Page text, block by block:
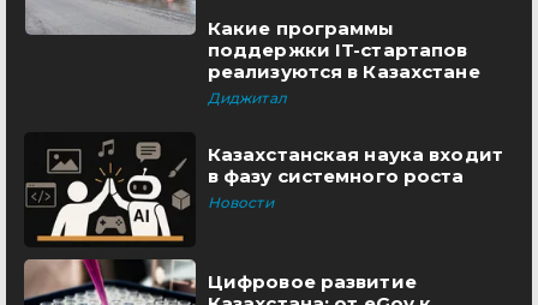
Какие программы
поддержки IT-стартапов
реализуются в Казахстане
Диджитал
Казахстанская наука входит
в фазу системного роста
Новости
Цифровое развитие